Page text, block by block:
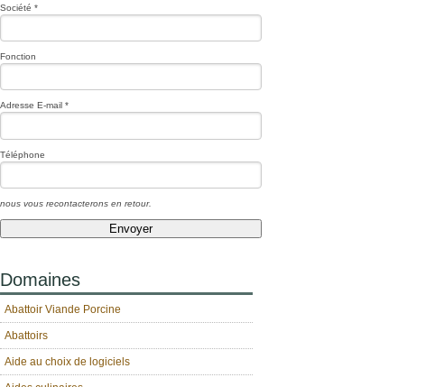
Société *
Fonction
Adresse E-mail *
Téléphone
nous vous recontacterons en retour.
Domaines
Abattoir Viande Porcine
Abattoirs
Aide au choix de logiciels